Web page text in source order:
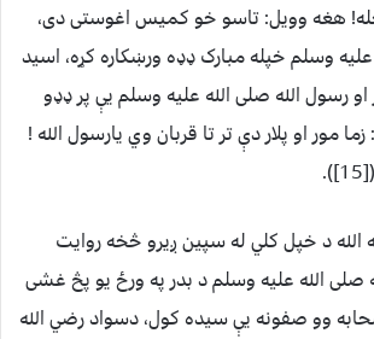
هغه وويل: تاسو خو کميس اغوستى دى،
وسلم خپله مبارک ډډه ورښکاره کړه، اسيد
او رسول الله صلی الله عليه وسلم يې پر ډډو
مور او پلار دې تر تا قربان وي يارسول الله !
د خپل کلي له سپين ږيرو څخه روايت
الله عليه وسلم د بدر په ورځ يو پڅ غشى
وو صفونه يې سيده کول، دسواد رضي الله